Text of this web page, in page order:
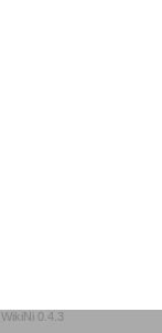
WikiNi 0.4.3